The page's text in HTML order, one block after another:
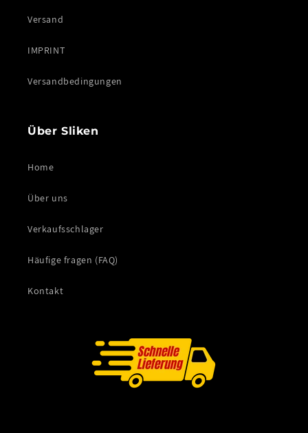
Versand
IMPRINT
Versandbedingungen
Über Sliken
Home
Über uns
Verkaufsschlager
Häufige fragen (FAQ)
Kontakt